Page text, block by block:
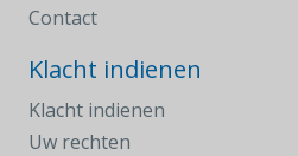
Contact
Klacht indienen
Klacht indienen
Uw rechten